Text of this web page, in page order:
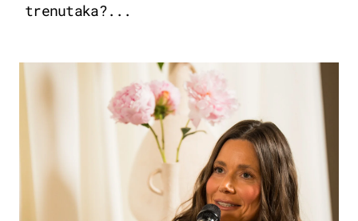
trenutaka?...
MODA & LJEPOTA